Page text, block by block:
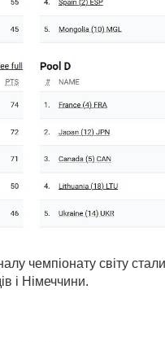
світу стали
і Німеччини.